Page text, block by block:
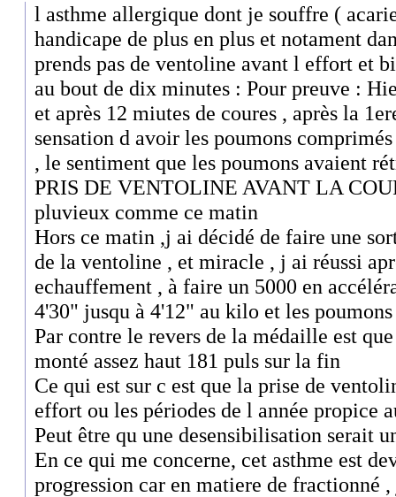
l asthme allergique dont je souffre (
handicape de plus en plus et notament
prends pas de ventoline avant l effort et
au bout de dix minutes : Pour preuve :
et après 12 miutes de coures , après la
sensation d avoir les poumons
, le sentiment que les poumons avaient
PRIS DE VENTOLINE AVANT LA
pluvieux comme ce matin
Hors ce matin ,j ai décidé de faire une
de la ventoline , et miracle , j ai réussi
echauffement , à faire un 5000 en
4'30" jusqu à 4'12" au kilo et les
Par contre le revers de la médaille est
monté assez haut 181 puls sur la fin
Ce qui est sur c est que la prise de
effort ou les périodes de l année propice
Peut être qu une desensibilisation serait
En ce qui me concerne, cet asthme est
progression car en matiere de fractionné